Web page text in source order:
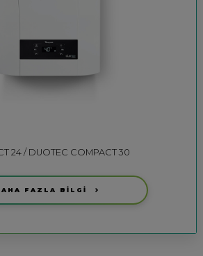
24 / DUOTEC COMPACT 30
FAZLA BİLGİ